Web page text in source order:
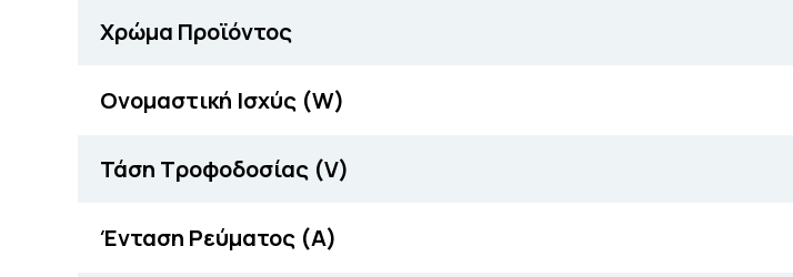
Χρώμα Προϊόντος
Ονομαστική Ισχύς (W)
Τάση Τροφοδοσίας (V)
Ένταση Ρεύματος (Α)